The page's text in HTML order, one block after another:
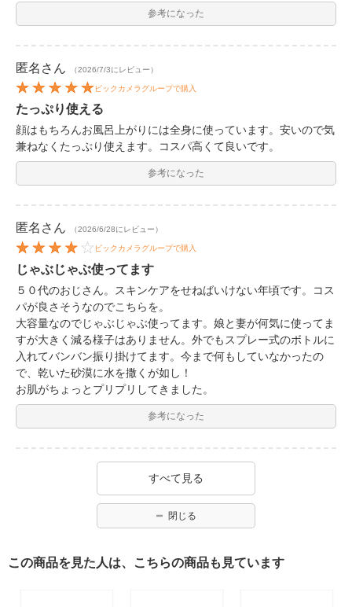
参考になった
匿名 さん （2026/7/3にレビュー）
ビックカメラグループで購入
たっぷり使える
顔はもちろんお風呂上がりには全身に使っています。安いので気
兼ねなくたっぷり使えます。コスパ高くて良いです。
参考になった
匿名 さん （2026/6/28にレビュー）
ビックカメラグループで購入
じゃぶじゃぶ使ってます
５０代のおじさん。スキンケアをせねばいけない年頃です。コス
パが良さそうなのでこちらを。
大容量なのでじゃぶじゃぶ使ってます。娘と妻が何気に使ってま
すが大きく減る様子はありません。外でもスプレー式のボトルに
入れてバンバン振り掛けてます。今まで何もしていなかったの
で、乾いた砂漠に水を撒くが如し！
お肌がちょっとプリプリしてきました。
参考になった
すべて見る
閉じる
この商品を見た人は、こちらの商品も見ています